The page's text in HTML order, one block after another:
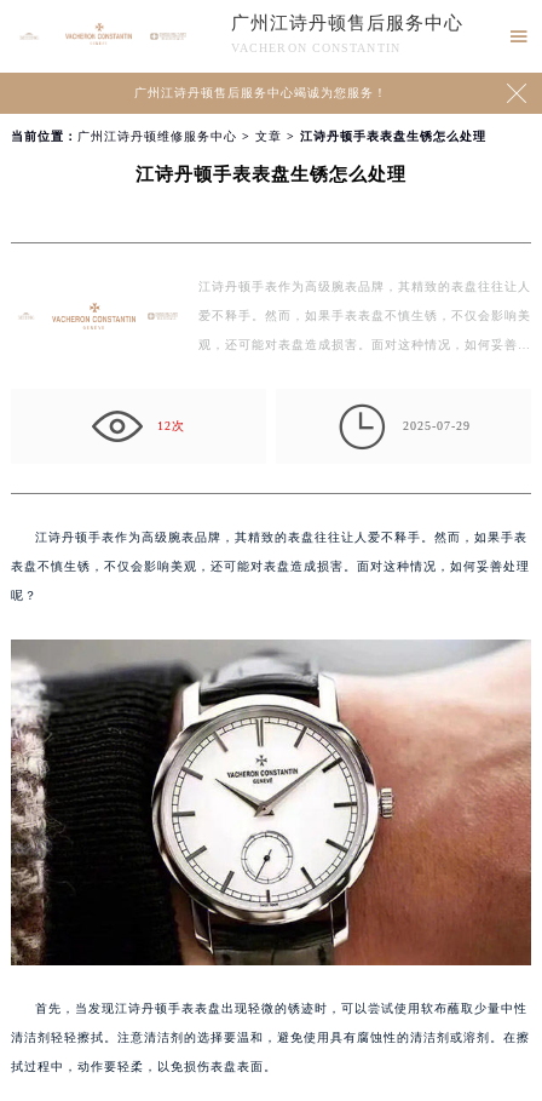
广州江诗丹顿售后服务中心
VACHERON CONSTANTIN

广州江诗丹顿售后服务中心竭诚为您服务！ 
当前位置： 广州江诗丹顿维修服务中心 > 文章 > 江诗丹顿手表表盘生锈怎么处理
江诗丹顿手表表盘生锈怎么处理
江诗丹顿手表作为高级腕表品牌，其精致的表盘往往让人
爱不释手。然而，如果手表表盘不慎生锈，不仅会影响美
观，还可能对表盘造成损害。面对这种情况，如何妥善处
12次  2025-07-29
江诗丹顿手表作为高级腕表品牌，其精致的表盘往往让人爱不释手。然而，如果手表
表盘不慎生锈，不仅会影响美观，还可能对表盘造成损害。面对这种情况，如何妥善处理
呢？
首先，当发现江诗丹顿手表表盘出现轻微的锈迹时，可以尝试使用软布蘸取少量中性
清洁剂轻轻擦拭。注意清洁剂的选择要温和，避免使用具有腐蚀性的清洁剂或溶剂。在擦
拭过程中，动作要轻柔，以免损伤表盘表面。